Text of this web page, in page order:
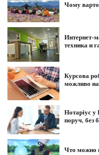
Чому варто
Интернет-
техника и
Курсова
можливо
Нотаріус у
поруч, без
Что можно